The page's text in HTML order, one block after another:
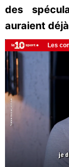
des
auraient